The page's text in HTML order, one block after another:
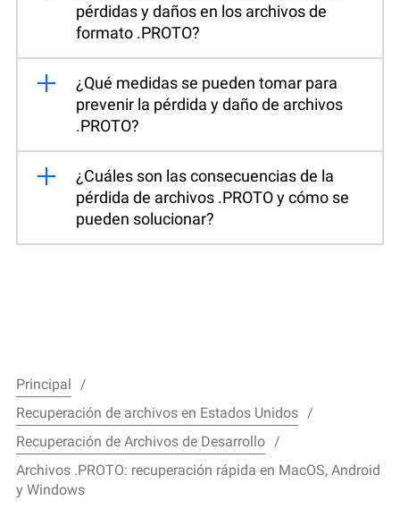
pérdidas y daños en los archivos de
formato .PROTO?
¿Qué medidas se pueden tomar para
prevenir la pérdida y daño de archivos
.PROTO?
¿Cuáles son las consecuencias de la
pérdida de archivos .PROTO y cómo se
pueden solucionar?
Principal
Recuperación de archivos en Estados Unidos
Recuperación de Archivos de Desarrollo
Archivos .PROTO: recuperación rápida en MacOS, Android
y Windows